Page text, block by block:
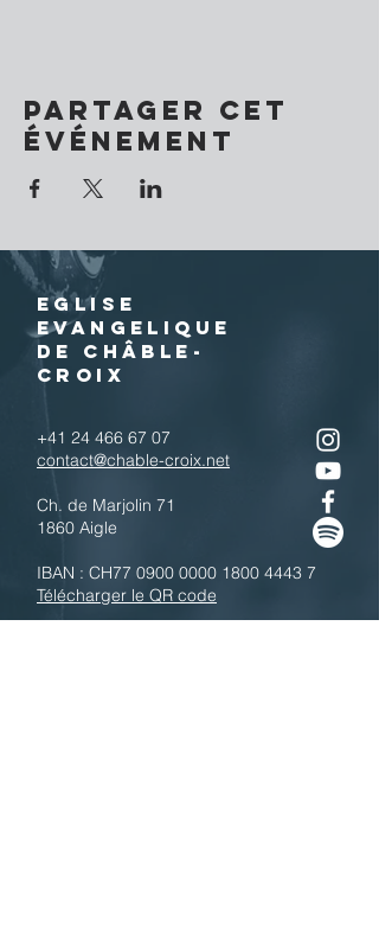
Partager cet
événement
EGLISE
EVANGELIQUE
DE CHÂBLE-
CROIX
+41 24 466 67 07
contact@chable-croix.net
Ch. de Marjolin 71
1860 Aigle
IBAN : CH77 0900 0000 1800 4443 7
Télécharger le QR code